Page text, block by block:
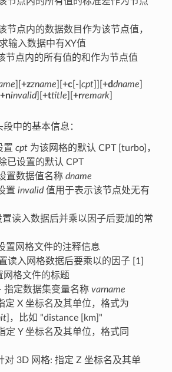
节点内的数据数目作为该节点值，
输入数据中有XY值
节点内的所有值的和作为节点值
+zzname +c[-| cpt]][ +ddname
+ninvalid][ +ttitle +rremark]
中的基本信息：
置 cpt为该网格的默认 CPT [turbo]，
已设置的默认 CPT
置数据值名称 dname
置 invalid值用于表示该节点处无有
读入数据后并乘以因子后要加的常
置网格文件的注释信息
读入网格数据后要乘以的因子 [1]
网格文件的标题
指定数据集变量名称 varname
定 X 坐标名及其单位，格式为
]，比如 "distance [km]"
定 Y 坐标名及其单位，格式同
对 3D 网格: 指定 Z 坐标名及其单